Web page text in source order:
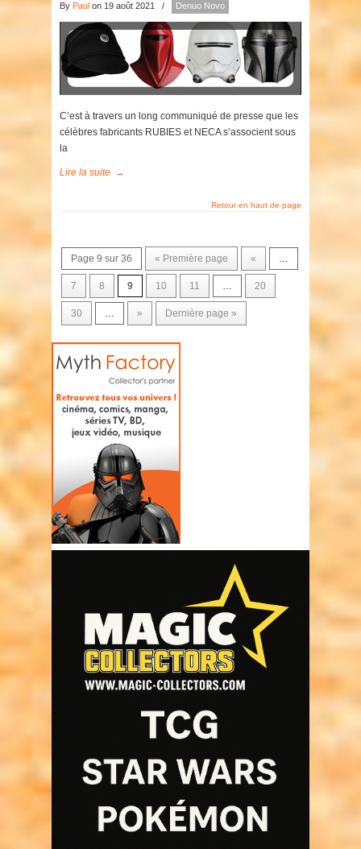
By Paul on 19 août 2021 / Denuo Novo
C’est à travers un long communiqué de presse que les
célèbres fabricants RUBIES et NECA s’associent sous
la
Lire la suite →
Retour en haut de page
Page 9 sur 36 « Première page « …
7 8 9 10 11 … 20
30 … » Dernière page »